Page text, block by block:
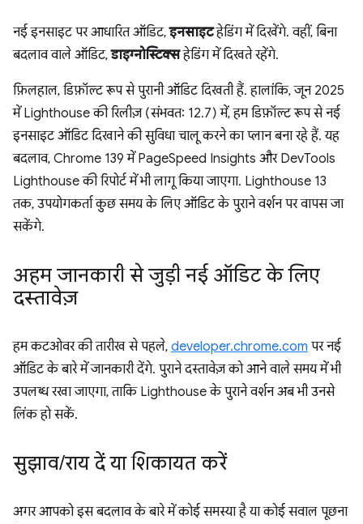
नई इनसाइट पर आधारित ऑडिट,इनसाइटहेडिंग में दिखेंगे. वहीं, बिना
बदलाव वाले ऑडिट,डाइग्नोस्टिक्सहेडिंग में दिखते रहेंगे.
फ़िलहाल, डिफ़ॉल्ट रूप से पुरानी ऑडिट दिखती हैं. हालांकि, जून 2025
में Lighthouse की रिलीज़ (संभवतः 12.7) में, हम डिफ़ॉल्ट रूप से नई
इनसाइट ऑडिट दिखाने की सुविधा चालू करने का प्लान बना रहे हैं. यह
बदलाव, Chrome 139 में PageSpeed Insights और DevTools
Lighthouse की रिपोर्ट में भी लागू किया जाएगा. Lighthouse 13
तक, उपयोगकर्ता कुछ समय के लिए ऑडिट के पुराने वर्शन पर वापस जा
सकेंगे.
अहम जानकारी से जुड़ी नई ऑडिट के लिए
दस्तावेज़
हम कटओवर की तारीख से पहले, developer.chrome.com पर नई
ऑडिट के बारे में जानकारी देंगे. पुराने दस्तावेज़ को आने वाले समय में भी
उपलब्ध रखा जाएगा, ताकि Lighthouse के पुराने वर्शन अब भी उनसे
लिंक हो सकें.
सुझाव/राय दें या शिकायत करें
अगर आपको इस बदलाव के बारे में कोई समस्या है या कोई सवाल पूछना